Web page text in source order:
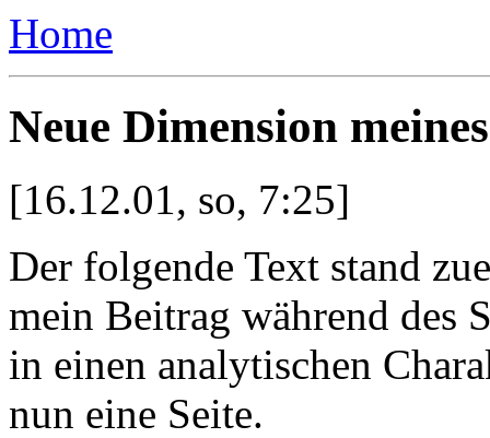
Home
Neue Dimension
[16.12.01, so, 7:25]
Der folgende Text stand
mein Beitrag während des
in einen analytischen
nun eine Seite.